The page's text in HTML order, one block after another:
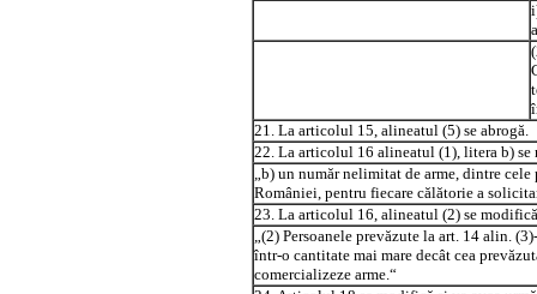
21. La articolul 15, alineatul (5) se abrogă.
22. La articolul 16 alineatul (1), litera b)
„b) un număr nelimitat de arme, dintre
României, pentru fiecare călătorie a
23. La articolul 16, alineatul (2) se
„(2) Persoanele prevăzute la art. 14 alin.
într-o cantitate mai mare decât cea
comercializeze arme.“